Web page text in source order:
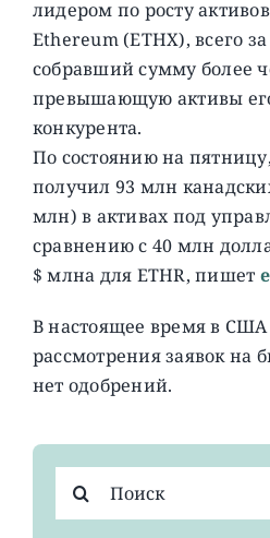
лидером по росту
Ethereum (ETHX), всего
собравший сумму более
превышающую активы
конкурента.
По состоянию на
получил 93 млн
млн) в активах под
сравнению с 40 млн
$ млна для ETHR, пишет
В настоящее время в
рассмотрения заявок на
нет одобрений.
поиска: